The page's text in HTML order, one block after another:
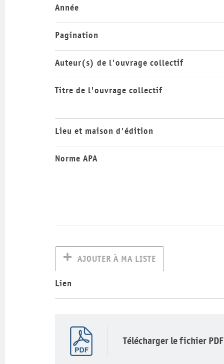
Année
Pagination
Auteur(s) de l'ouvrage collectif
Titre de l'ouvrage collectif
Lieu et maison d'édition
Norme APA
AJOUTER À MA LISTE
Lien
Télécharger le fichier PDF